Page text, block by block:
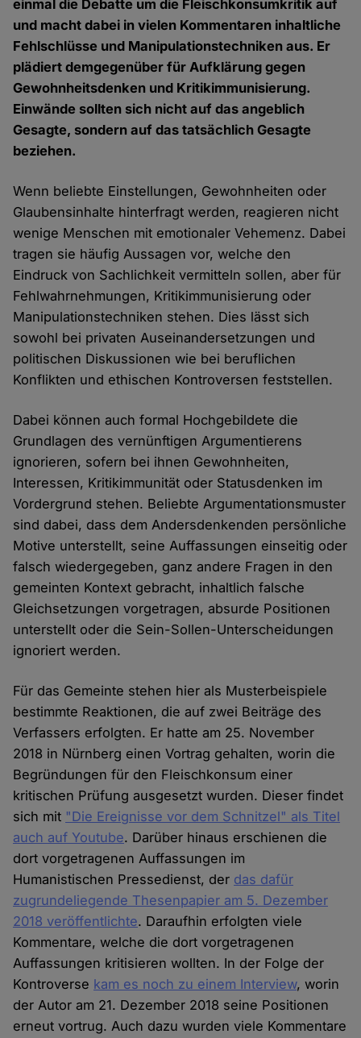
einmal die Debatte um die Fleischkonsumkritik auf
und macht dabei in vielen Kommentaren inhaltliche
Fehlschlüsse und Manipulationstechniken aus. Er
plädiert demgegenüber für Aufklärung gegen
Gewohnheitsdenken und Kritikimmunisierung.
Einwände sollten sich nicht auf das angeblich
Gesagte, sondern auf das tatsächlich Gesagte
beziehen.
Wenn beliebte Einstellungen, Gewohnheiten oder
Glaubensinhalte hinterfragt werden, reagieren nicht
wenige Menschen mit emotionaler Vehemenz. Dabei
tragen sie häufig Aussagen vor, welche den
Eindruck von Sachlichkeit vermitteln sollen, aber für
Fehlwahrnehmungen, Kritikimmunisierung oder
Manipulationstechniken stehen. Dies lässt sich
sowohl bei privaten Auseinandersetzungen und
politischen Diskussionen wie bei beruflichen
Konflikten und ethischen Kontroversen feststellen.
Dabei können auch formal Hochgebildete die
Grundlagen des vernünftigen Argumentierens
ignorieren, sofern bei ihnen Gewohnheiten,
Interessen, Kritikimmunität oder Statusdenken im
Vordergrund stehen. Beliebte Argumentationsmuster
sind dabei, dass dem Andersdenkenden persönliche
Motive unterstellt, seine Auffassungen einseitig oder
falsch wiedergegeben, ganz andere Fragen in den
gemeinten Kontext gebracht, inhaltlich falsche
Gleichsetzungen vorgetragen, absurde Positionen
unterstellt oder die Sein-Sollen-Unterscheidungen
ignoriert werden.
Für das Gemeinte stehen hier als Musterbeispiele
bestimmte Reaktionen, die auf zwei Beiträge des
Verfassers erfolgten. Er hatte am 25. November
2018 in Nürnberg einen Vortrag gehalten, worin die
Begründungen für den Fleischkonsum einer
kritischen Prüfung ausgesetzt wurden. Dieser findet
sich mit "Die Ereignisse vor dem Schnitzel" als Titel
auch auf Youtube. Darüber hinaus erschienen die
dort vorgetragenen Auffassungen im
Humanistischen Pressedienst, der das dafür
zugrundeliegende Thesenpapier am 5. Dezember
2018 veröffentlichte. Daraufhin erfolgten viele
Kommentare, welche die dort vorgetragenen
Auffassungen kritisieren wollten. In der Folge der
Kontroverse kam es noch zu einem Interview, worin
der Autor am 21. Dezember 2018 seine Positionen
erneut vortrug. Auch dazu wurden viele Kommentare